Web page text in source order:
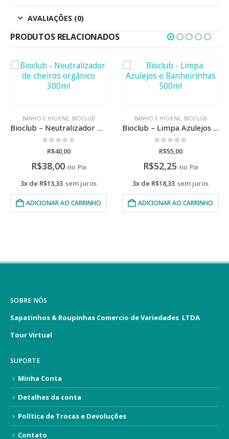
AVALIAÇÕES (0)
PRODUTOS RELACIONADOS
BANHO E HIGIENE, BIOCLUB
Bioclub – Neutralizador de cheiros orgânico 300ml
de 5
R$40,00
R$38,00 no Pix
3x de R$13,33 sem juros
ADICIONAR AO CARRINHO
BANHO E HIGIENE, BIOCLUB
Bioclub – Limpa Azulejos e Banheirinhas 500ml
de 5
R$55,00
R$52,25 no Pix
3x de R$18,33 sem juros
ADICIONAR AO CARRINHO
SOBRE NÓS
Sapatinhos & Roupinhas Comercio de Variedades LTDA
Tour Virtual
SUPORTE
Minha Conta
Detalhes da conta
Política de Trocas e Devoluções
Contato